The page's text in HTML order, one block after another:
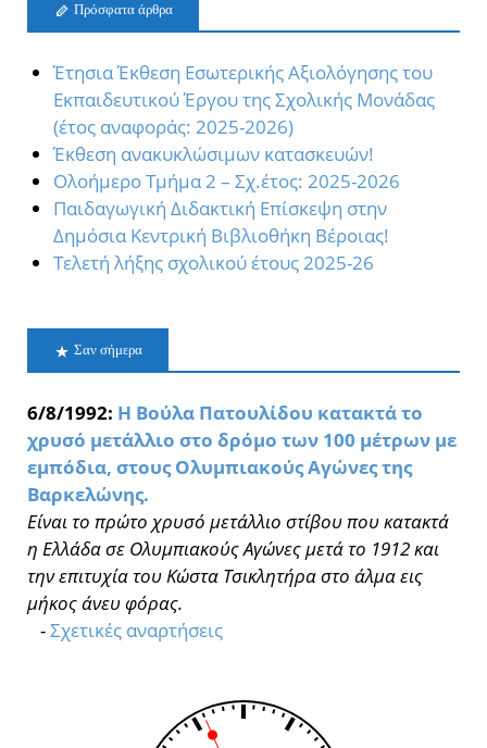
Πρόσφατα άρθρα
Έτησια Έκθεση Εσωτερικής Αξιολόγησης του
Εκπαιδευτικού Έργου της Σχολικής Μονάδας
(έτος αναφοράς: 2025-2026)
Έκθεση ανακυκλώσιμων κατασκευών!
Oλοήμερο Τμήμα 2 – Σχ.έτος: 2025-2026
Παιδαγωγική Διδακτική Επίσκεψη στην
Δημόσια Κεντρική Βιβλιοθήκη Βέροιας!
Τελετή λήξης σχολικού έτους 2025-26
Σαν σήμερα
6/8/1992: Η Βούλα Πατουλίδου κατακτά το
χρυσό μετάλλιο στο δρόμο των 100 μέτρων με
εμπόδια, στους Ολυμπιακούς Αγώνες της
Βαρκελώνης.
Είναι το πρώτο χρυσό μετάλλιο στίβου που κατακτά
η Ελλάδα σε Ολυμπιακούς Αγώνες μετά το 1912 και
την επιτυχία του Κώστα Τσικλητήρα στο άλμα εις
μήκος άνευ φόρας.
-Σχετικές αναρτήσεις